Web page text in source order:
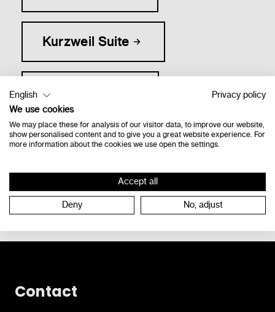
Kurzweil Suite
Web2Speech
eXamode
Licentieserver
Contact
English
Privacy policy
We use cookies
We may place these for analysis of our visitor data, to improve our website,
show personalised content and to give you a great website experience. For
more information about the cookies we use open the settings.
Accept all
Deny No, adjust